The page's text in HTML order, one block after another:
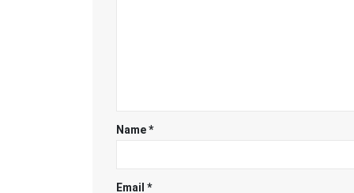
Name*
Email*